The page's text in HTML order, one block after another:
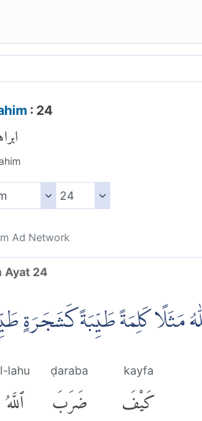
: 24
Ad Network
Ayat 24
مَثَلًا كَلِمَةً طَيِّبَةً كَشَجَرَةٍ
kayfa
كَيْفَ
ḍaraba
ضَرَبَ
l-lahu
ٱللَّهُ